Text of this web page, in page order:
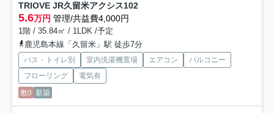
TRIOVE JR久留米アクシス102
5.6万円 管理/共益費4,000円
1階 / 35.84㎡ / 1LDK /予定
鹿児島本線「久留米」駅 徒歩7分
バス・トイレ別 室内洗濯機置場 エアコン
バルコニー
フローリング
電気有
敷0 新築